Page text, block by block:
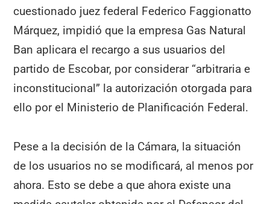
cuestionado juez federal Federico Faggionatto
Márquez, impidió que la empresa Gas Natural
Ban aplicara el recargo a sus usuarios del
partido de Escobar, por considerar “arbitraria e
inconstitucional” la autorización otorgada para
ello por el Ministerio de Planificación Federal.
Pese a la decisión de la Cámara, la situación
de los usuarios no se modificará, al menos por
ahora. Esto se debe a que ahora existe una